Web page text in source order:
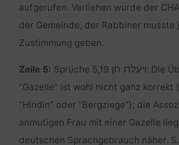
aufgerufen. Verliehen wurde der
der Gemeinde, der Rabbiner musste
Zustimmung geben.
Zeile 5: Sprüche 5,19 ויעלת חן: Die
“Gazelle” ist wohl nicht ganz korrekt
“Hindin” oder “Bergziege”); die
anmutigen Frau mit einer Gazelle
deutschen Sprachgebrauch näher.